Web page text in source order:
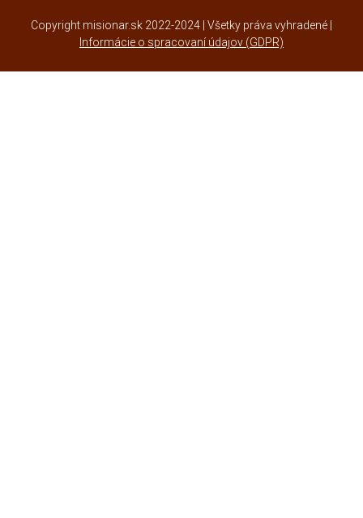
Copyright misionar.sk 2022-2024 | Všetky práva vyhradené |
Informácie o spracovaní údajov (GDPR)